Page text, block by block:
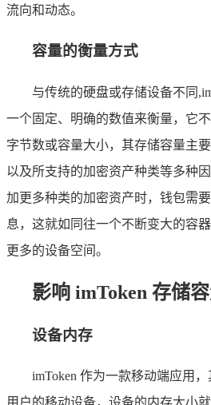
流向和动态。
容量的衡量方式
与传统的硬盘或存储设备不同
一个固定、明确的数值来衡量，它
字节数或容量大小，其存储容量主
以及所支持的加密资产种类等多种
加更多种类的加密资产时，钱包需
息，这就如同往一个不断变大的容
更多的设备空间。
影响 imToken 存储
设备内存
imToken 作为一款移动端应用